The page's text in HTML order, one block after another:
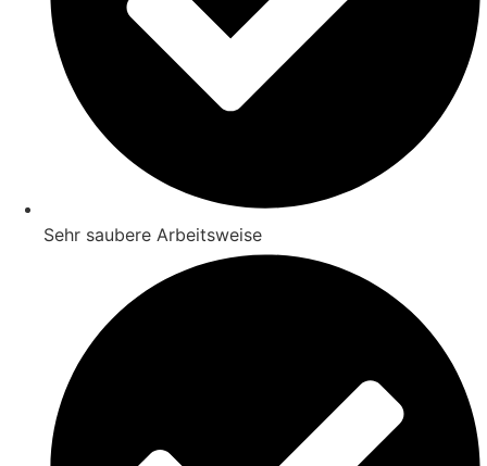
Sehr saubere Arbeitsweise